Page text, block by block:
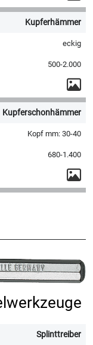
Kupferhämmer
eckig
500-2.000
Kupferschonhämmer
Kopf mm: 30-40
680-1.400
Splinttreiber